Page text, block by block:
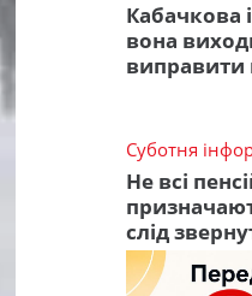
Кабачкова
вона
Суботня
Не всі
слід